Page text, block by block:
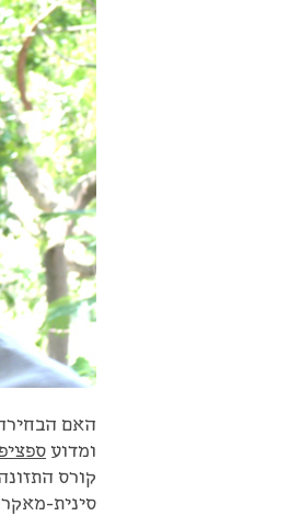
האם
ומדוע
קורס
סינית-